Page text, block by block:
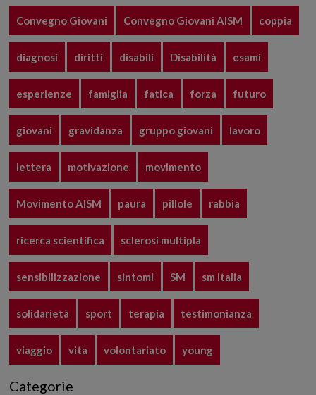
Convegno Giovani Convegno Giovani AISM coppia
diagnosi diritti disabili Disabilità esami
esperienze famiglia fatica forza futuro
giovani gravidanza gruppo giovani lavoro
lettera motivazione movimento
Movimento AISM paura pillole rabbia
ricerca scientifica sclerosi multipla
sensibilizzazione sintomi SM sm italia
solidarietà sport terapia testimonianza
viaggio vita volontariato young
Categorie